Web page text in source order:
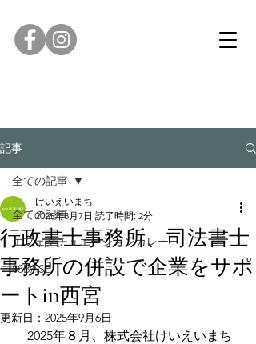
記事
全ての記事
エフェクチュエーションカレー
88BASE
全ての記事
行政書士事務所、司法書士
事務所の併設で企業をサポ
ートin西宮
けいえいまち
2025年8月7日 読了時間: 2分
更新日： 2025年9月6日
2025年８月、株式会社けいえいまち